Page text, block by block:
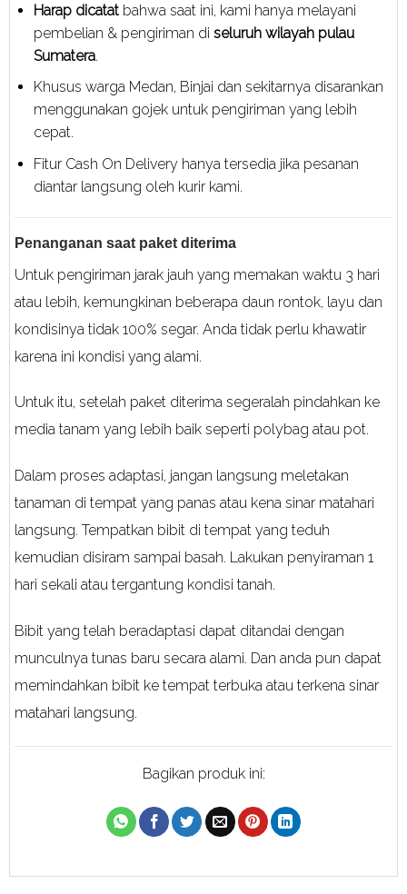
Harap dicatatbahwa saat ini, kami hanya melayani
pembelian & pengiriman di seluruh wilayah pulau
Sumatera.
Khusus warga Medan, Binjai dan sekitarnya disarankan
menggunakan gojek untuk pengiriman yang lebih
cepat.
Fitur Cash On Delivery hanya tersedia jika pesanan
diantar langsung oleh kurir kami.
Penanganan saat paket diterima
Untuk pengiriman jarak jauh yang memakan waktu 3 hari
atau lebih, kemungkinan beberapa daun rontok, layu dan
kondisinya tidak 100% segar. Anda tidak perlu khawatir
karena ini kondisi yang alami.
Untuk itu, setelah paket diterima segeralah pindahkan ke
media tanam yang lebih baik seperti polybag atau pot.
Dalam proses adaptasi, jangan langsung meletakan
tanaman di tempat yang panas atau kena sinar matahari
langsung. Tempatkan bibit di tempat yang teduh
kemudian disiram sampai basah. Lakukan penyiraman 1
hari sekali atau tergantung kondisi tanah.
Bibit yang telah beradaptasi dapat ditandai dengan
munculnya tunas baru secara alami. Dan anda pun dapat
memindahkan bibit ke tempat terbuka atau terkena sinar
matahari langsung.
Bagikan produk ini: